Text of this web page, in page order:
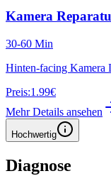
Kamera
30-60 Min
Hinten-facing Kamera
Preis:1.99€
Mehr Details ansehen
Hochwertig
Diagnose